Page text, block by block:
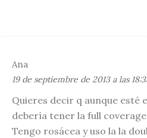
Ana
19 de septiembre de 2013 a las
Quieres decir q aunque esté
debería tener la full
Tengo rosácea y uso la la